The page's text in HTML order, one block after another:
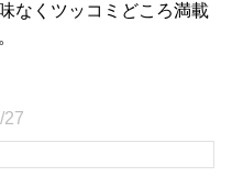
なくツッコミどころ満載
27